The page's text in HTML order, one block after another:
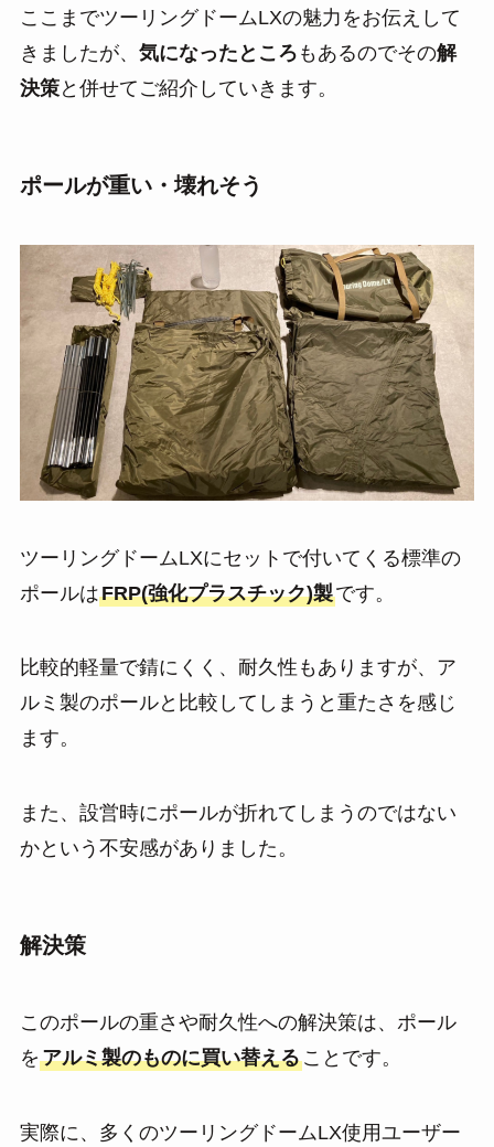
ここまでツーリングドームLXの魅力をお伝えして
きましたが、 気になったところ もあるのでその解
決策と併せてご紹介していきます。
ポールが重い・壊れそう
ツーリングドームLXにセットで付いてくる標準の
ポールはFRP(強化プラスチック)製です。
比較的軽量で錆にくく、耐久性もありますが、ア
ルミ製のポールと比較してしまうと重たさを感じ
ます。
また、設営時にポールが折れてしまうのではない
かという不安感がありました。
解決策
このポールの重さや耐久性への解決策は、ポール
をアルミ製のものに買い替えることです。
実際に、多くのツーリングドームLX使用ユーザー